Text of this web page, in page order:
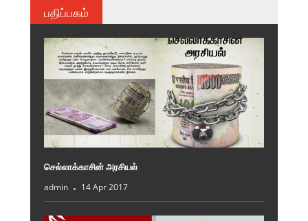
பதிப்பகம்
செல்லாக்காசின் அரசியல்
admin 14 Apr 2017